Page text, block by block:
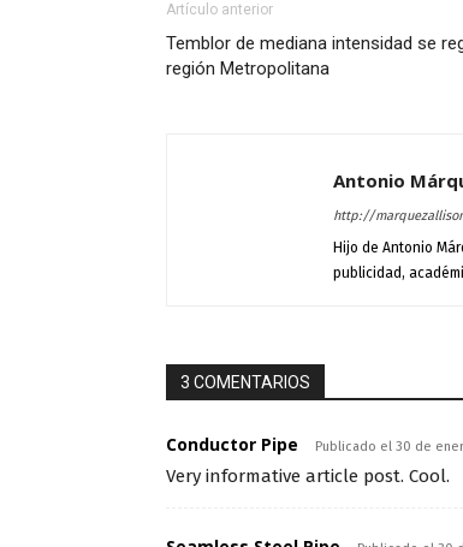
Artículo anterior
Temblor de mediana intensidad se
región Metropolitana
Antonio
http://
Hijo de Antonio
publicidad,
3 COMENTARIOS
Conductor Pipe Publicado el 30 de
Very informative article post. Cool.